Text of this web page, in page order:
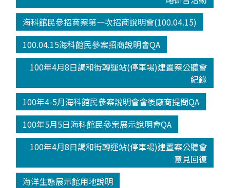
海科館民參招商案第一次招商說明會(100.04.15)
100.04.15海科館民參案招商說明會QA
100年4月8日調和街轉運站(停車場)建置案公聽會
紀錄
100年4-5月海科館民參案說明會會後廠商提問QA
100年5月5日海科館民參案展示說明會QA
100年4月8日調和街轉運站(停車場)建置案公聽會
意見回復
海洋生態展示館用地說明